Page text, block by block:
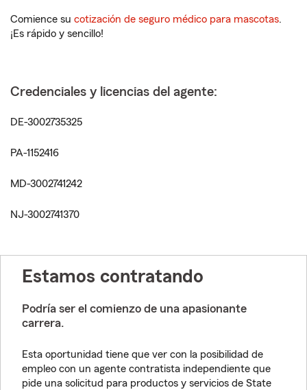
Comience su cotización de seguro médico para mascotas.
¡Es rápido y sencillo!
Credenciales y licencias del agente:
DE-3002735325
PA-1152416
MD-3002741242
NJ-3002741370
Estamos contratando
Podría ser el comienzo de una apasionante
carrera.
Esta oportunidad tiene que ver con la posibilidad de
empleo con un agente contratista independiente que
pide una solicitud para productos y servicios de State